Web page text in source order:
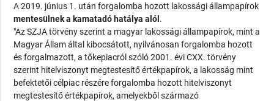
A 2019. június 1. után forgalomba hozott lakossági állampapírok
mentesülnek a kamatadó hatálya alól .
"Az SZJA törvény szerint a magyar lakossági állampapírok, mint a
Magyar Állam által kibocsátott, nyilvánosan forgalomba hozott
és forgalmazott, a tőkepiacról szóló 2001. évi CXX. törvény
szerint hitelviszonyt megtestesítő értékpapírok, a lakosság mint
befektetői célpiac részére forgalomba hozott hitelviszonyt
megtestesítő értékpapírok, amelyekből származó